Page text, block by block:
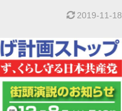
2019-11-18